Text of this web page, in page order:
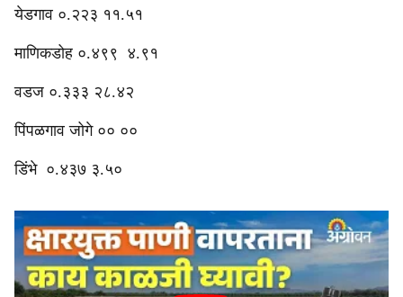
येडगाव ०.२२३ ११.५१
माणिकडोह ०.४९९ ४.९१
वडज ०.३३३ २८.४२
पिंपळगाव जोगे ०० ००
डिंभे ०.४३७ ३.५०